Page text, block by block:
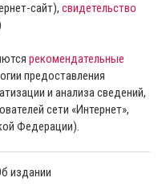
сайт), свидетельство
рекомендательные
предоставления
и анализа сведений,
сети «Интернет»,
Федерации).
издании